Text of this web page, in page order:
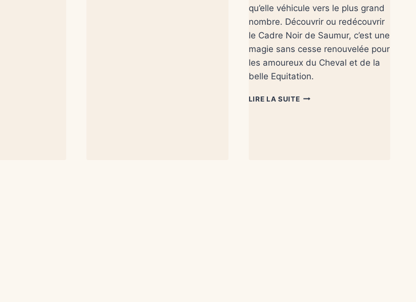
qu’elle véhicule vers le plus grand
nombre. Découvrir ou redécouvrir
le Cadre Noir de Saumur, c’est une
magie sans cesse renouvelée pour
les amoureux du Cheval et de la
belle Equitation.
LIRE LA SUITE